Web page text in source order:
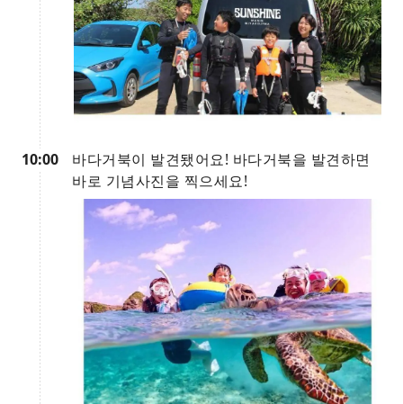
10:00
바다거북이 발견됐어요! 바다거북을 발견하면
바로 기념사진을 찍으세요!